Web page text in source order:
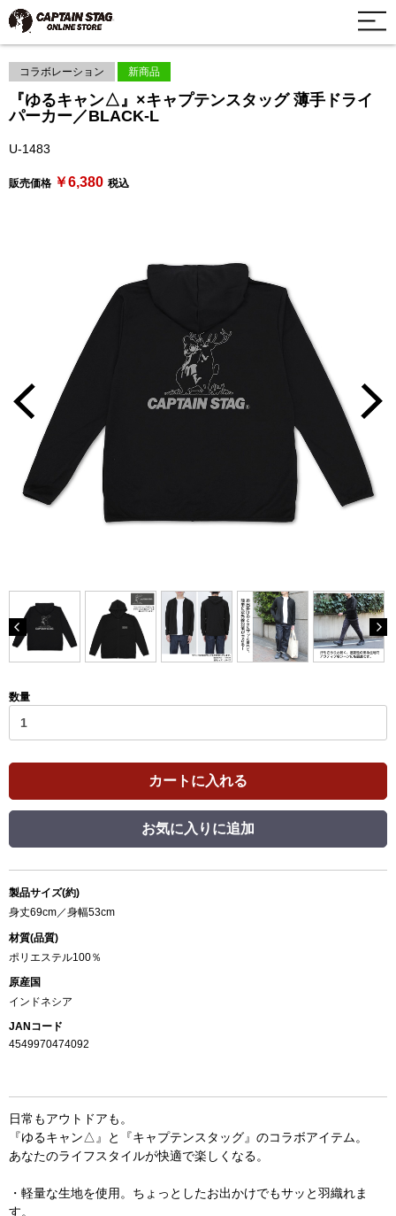
コラボレーション 新商品
『ゆるキャン△』×キャプテンスタッグ 薄手ドライ
パーカー／BLACK-L
U-1483
販売価格 ￥6,380 税込
数量
カートに入れる
お気に入りに追加
製品サイズ(約)
身丈69cm／身幅53cm
材質(品質)
ポリエステル100％
原産国
インドネシア
JANコード
4549970474092
日常もアウトドアも。
『ゆるキャン△』と『キャプテンスタッグ』のコラボアイテム。
あなたのライフスタイルが快適で楽しくなる。
・軽量な生地を使用。ちょっとしたお出かけでもサッと羽織れま
す。